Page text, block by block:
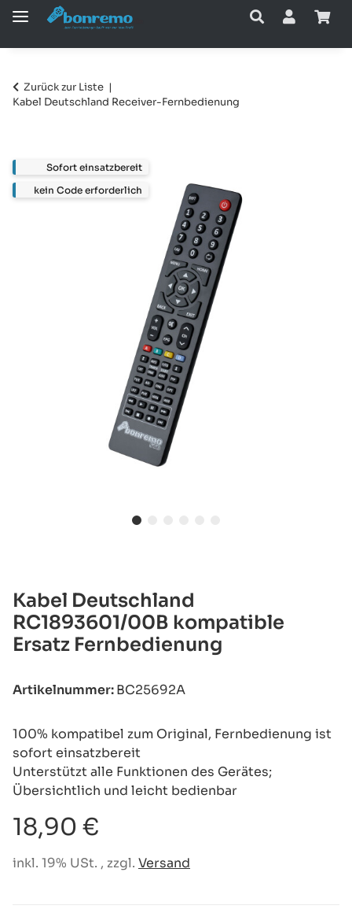
Zurück zur Liste
Kabel Deutschland Receiver-Fernbedienung
Kabel Deutschland
RC1893601/00B kompatible
Ersatz Fernbedienung
Artikelnummer:BC25692A
100% kompatibel zum Original, Fernbedienung ist
sofort einsatzbereit
Unterstützt alle Funktionen des Gerätes;
Übersichtlich und leicht bedienbar
18,90 €
inkl. 19% USt. , zzgl. Versand